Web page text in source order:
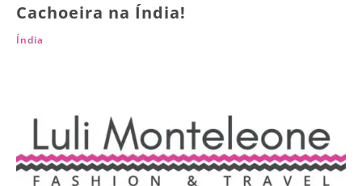
Cachoeira na Índia!
Índia